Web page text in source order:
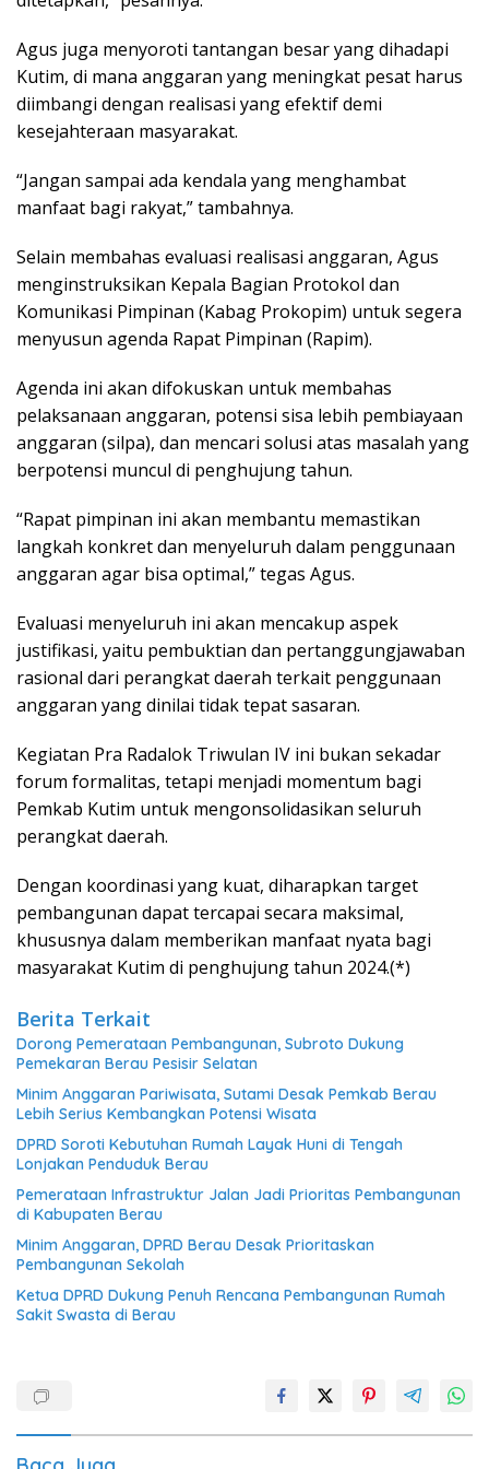
Agus juga menyoroti tantangan besar yang dihadapi
Kutim, di mana anggaran yang meningkat pesat harus
diimbangi dengan realisasi yang efektif demi
kesejahteraan masyarakat.
“Jangan sampai ada kendala yang menghambat
manfaat bagi rakyat,” tambahnya.
Selain membahas evaluasi realisasi anggaran, Agus
menginstruksikan Kepala Bagian Protokol dan
Komunikasi Pimpinan (Kabag Prokopim) untuk segera
menyusun agenda Rapat Pimpinan (Rapim).
Agenda ini akan difokuskan untuk membahas
pelaksanaan anggaran, potensi sisa lebih pembiayaan
anggaran (silpa), dan mencari solusi atas masalah yang
berpotensi muncul di penghujung tahun.
“Rapat pimpinan ini akan membantu memastikan
langkah konkret dan menyeluruh dalam penggunaan
anggaran agar bisa optimal,” tegas Agus.
Evaluasi menyeluruh ini akan mencakup aspek
justifikasi, yaitu pembuktian dan pertanggungjawaban
rasional dari perangkat daerah terkait penggunaan
anggaran yang dinilai tidak tepat sasaran.
Kegiatan Pra Radalok Triwulan IV ini bukan sekadar
forum formalitas, tetapi menjadi momentum bagi
Pemkab Kutim untuk mengonsolidasikan seluruh
perangkat daerah.
Dengan koordinasi yang kuat, diharapkan target
pembangunan dapat tercapai secara maksimal,
khususnya dalam memberikan manfaat nyata bagi
masyarakat Kutim di penghujung tahun 2024.(*)
Berita Terkait
Dorong Pemerataan Pembangunan, Subroto Dukung
Pemekaran Berau Pesisir Selatan
Minim Anggaran Pariwisata, Sutami Desak Pemkab Berau
Lebih Serius Kembangkan Potensi Wisata
DPRD Soroti Kebutuhan Rumah Layak Huni di Tengah
Lonjakan Penduduk Berau
Pemerataan Infrastruktur Jalan Jadi Prioritas Pembangunan
di Kabupaten Berau
Minim Anggaran, DPRD Berau Desak Prioritaskan
Pembangunan Sekolah
Ketua DPRD Dukung Penuh Rencana Pembangunan Rumah
Sakit Swasta di Berau